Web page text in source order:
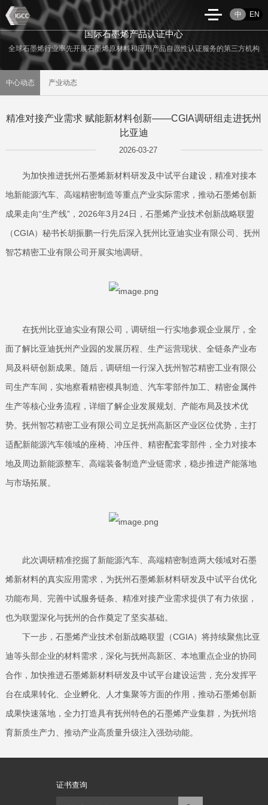
中 EN
国际石墨烯产品认证中心
全球石墨烯行业率先开展石墨烯原材料和应用产品自愿性认证服务的第三方机构
中心动态 产业动态
精准对接产业需求 赋能新材料创新——CGIA调研组走进抚州
比亚迪
2026-03-27
为加快推进抚州石墨烯新材料研发及中试平台建设，精准对接本
地新能源汽车、高端精密制造等重点产业实际需求，推动石墨烯创新
成果走向“生产线”，2026年3月24日，石墨烯产业技术创新战略联盟
（CGIA）秘书长胡振鹏一行先后深入抚州比亚迪实业有限公司、抚州
智芯精密工业有限公司开展实地调研。
在抚州比亚迪实业有限公司，调研组一行实地参观企业展厅，全
面了解比亚迪抚州产业园的发展历程、生产运营现状、全链条产业布
局及科研创新成果。随后，调研组一行深入抚州智芯精密工业有限公
司生产车间，实地察看精密模具制造、汽车零部件加工、精密金属件
生产等核心业务流程，详细了解企业发展规划、产能布局及技术优
势。抚州智芯精密工业有限公司立足抚州高新区产业区位优势，主打
适配新能源汽车领域的座椅、冲压件、精密配套零部件，全力对接本
地及周边新能源整车、高端装备制造产业链需求，稳步推进产能落地
与市场拓展。
此次调研精准挖掘了新能源汽车、高端精密制造两大领域对石墨
烯新材料的真实应用需求，为抚州石墨烯新材料研发及中试平台优化
功能布局、完善中试服务链条、精准对接产业需求提供了有力依据，
也为联盟深化与抚州的合作奠定了坚实基础。
下一步，石墨烯产业技术创新战略联盟（CGIA）将持续聚焦比亚
迪等头部企业的材料需求，深化与抚州高新区、本地重点企业的协同
合作，加快推进石墨烯新材料研发及中试平台建设运营，充分发挥平
台在成果转化、企业孵化、人才集聚等方面的作用，推动石墨烯创新
成果快速落地，全力打造具有抚州特色的石墨烯产业集群，为抚州培
育新质生产力、推动产业高质量升级注入强劲动能。
证书查询